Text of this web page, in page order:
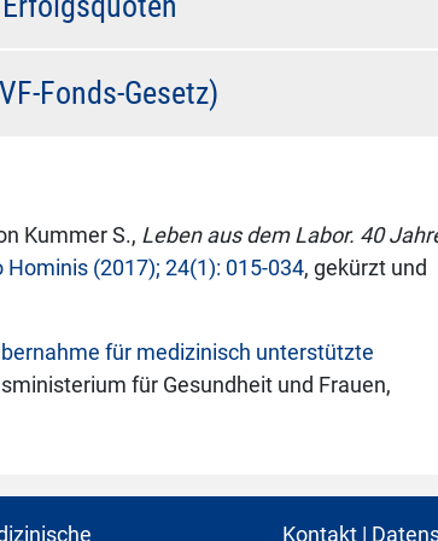
Fonds-Gesetz)
Kummer S., Leben aus dem Labor. 40
Hominis (2017); 24(1): 015-034, gekürzt und
für medizinisch unterstützte
für Gesundheit und Frauen,
Kontakt |